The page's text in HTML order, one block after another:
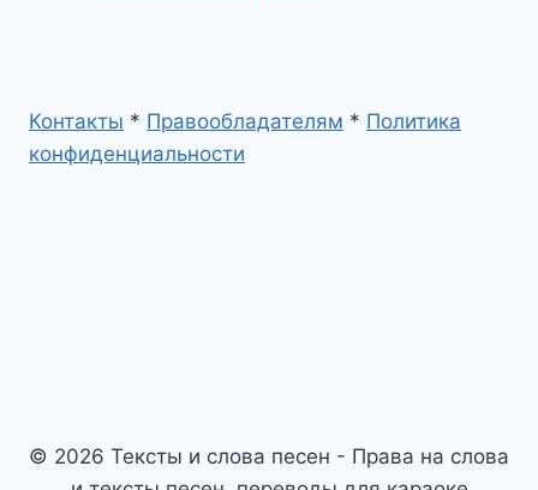
Контакты * Правообладателям * Политика
конфиденциальности
© 2026 Тексты и слова песен - Права на слова